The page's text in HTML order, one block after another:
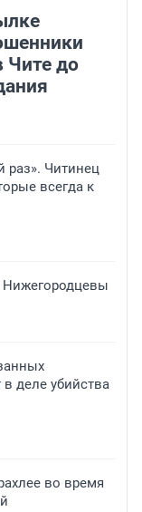
Чите до
раз». Читинец
всегда к
Нижегородцевы
деле убийства
во время